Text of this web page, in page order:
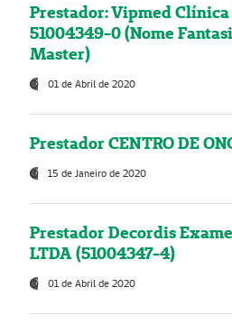
Prestador: Vipmed
51004349-0 (Nome
Master)
01 de Abril de 2020
Prestador CENTRO DE
15 de Janeiro de 2020
Prestador Decordis
LTDA (51004347-4)
01 de Abril de 2020